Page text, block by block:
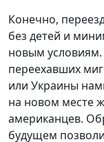
Конечно,
без детей и
новым
переехавших
или Украины
на новом месте
американцев.
будущем